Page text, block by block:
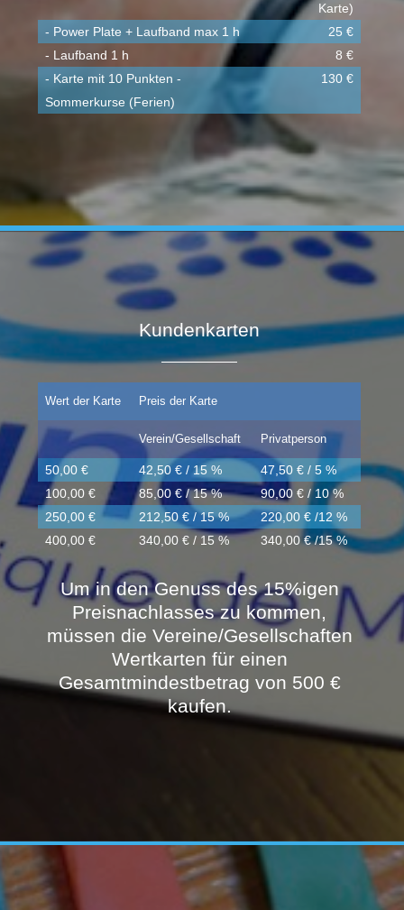
Karte)
- Power Plate + Laufband max 1 h
25 €
- Laufband 1 h
8 €
- Karte mit 10 Punkten -
Sommerkurse (Ferien)
130 €
Kundenkarten
Wert der Karte Preis der Karte
Verein/Gesellschaft Privatperson
50,00 € 42,50 € / 15 %
47,50 € / 5 %
100,00 €
85,00 € / 15 %
90,00 € / 10 %
250,00 €
212,50 € / 15 %
220,00 € /12 %
400,00 €
340,00 € / 15 % 340,00 € /15 %
Um in den Genuss des 15%igen
Preisnachlasses zu kommen,
müssen die Vereine/Gesellschaften
Wertkarten für einen
Gesamtmindestbetrag von 500 €
kaufen.